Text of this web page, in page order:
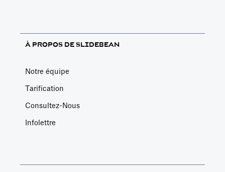
À PROPOS DE SLIDEBEAN
Notre équipe
Tarification
Consultez-Nous
Infolettre